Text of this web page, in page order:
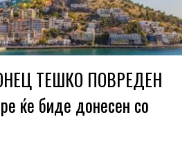
ТЕШКО ПОВРЕДЕН
ќе биде донесен со